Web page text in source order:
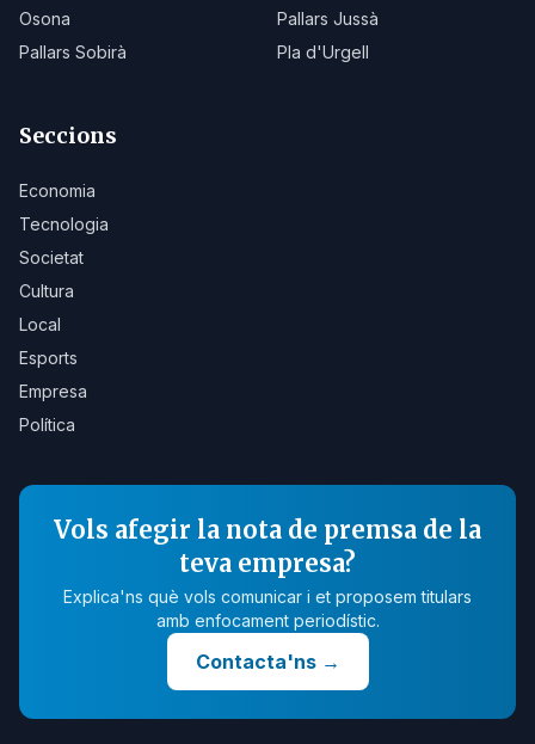
Osona
Pallars Jussà
Pallars Sobirà
Pla d'Urgell
Seccions
Economia
Tecnologia
Societat
Cultura
Local
Esports
Empresa
Política
Vols afegir la nota de premsa de la
teva empresa?
Explica'ns què vols comunicar i et proposem titulars
amb enfocament periodístic.
Contacta'ns→